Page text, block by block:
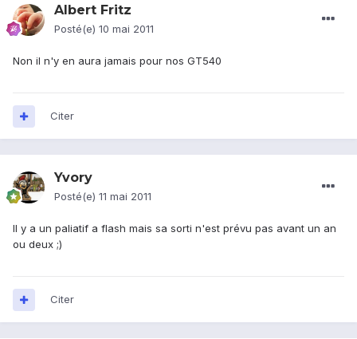
Albert Fritz
Posté(e) 10 mai 2011
Non il n'y en aura jamais pour nos GT540
Citer
Yvory
Posté(e) 11 mai 2011
Il y a un paliatif a flash mais sa sorti n'est prévu pas avant un an
ou deux ;)
Citer